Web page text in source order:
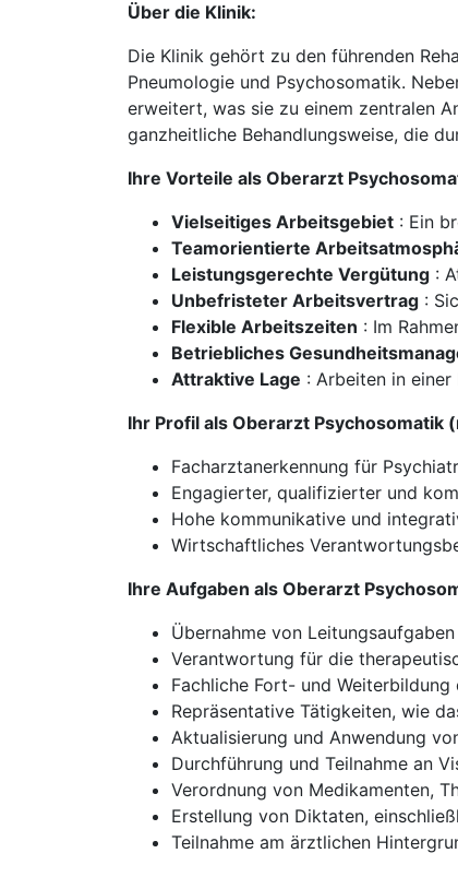
Über die Klinik:
Die Klinik gehört zu den führenden
Pneumologie und Psychosomatik.
erweitert, was sie zu einem zentralen
ganzheitliche Behandlungsweise, die
Ihre Vorteile als Oberarzt
Vielseitiges Arbeitsgebiet : Ein
Teamorientierte
Leistungsgerechte Vergütung :
Unbefristeter Arbeitsvertrag :
Flexible Arbeitszeiten : Im
Betriebliches
Attraktive Lage : Arbeiten in
Ihr Profil als Oberarzt Psychosomatik
Facharztanerkennung für
Engagierter, qualifizierter und
Hohe kommunikative und
Wirtschaftliches
Ihre Aufgaben als Oberarzt
Übernahme von
Verantwortung für die
Fachliche Fort- und
Repräsentative Tätigkeiten, wie
Aktualisierung und Anwendung
Durchführung und Teilnahme an
Verordnung von Medikamenten,
Erstellung von Diktaten,
Teilnahme am ärztlichen